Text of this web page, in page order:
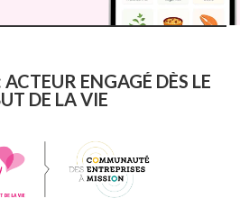
ENGAGÉ DÈS LE
DE LA VIE